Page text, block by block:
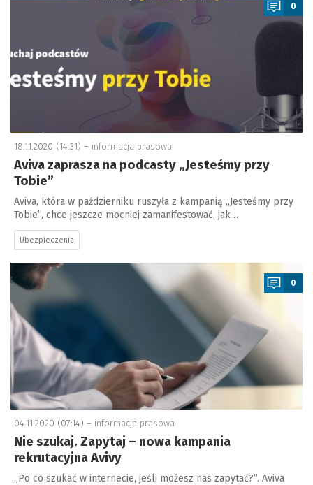
0
18.11.2020 (14:31) – informacja prasowa
Aviva zaprasza na podcasty „Jesteśmy przy
Tobie”
Aviva, która w październiku ruszyła z kampanią „Jesteśmy przy
Tobie”, chce jeszcze mocniej zamanifestować, jak …
Ubezpieczenia
a
0
04.11.2020 (07:14) – informacja prasowa
Nie szukaj. Zapytaj – nowa kampania
rekrutacyjna Avivy
„Po co szukać w internecie, jeśli możesz nas zapytać?”. Aviva